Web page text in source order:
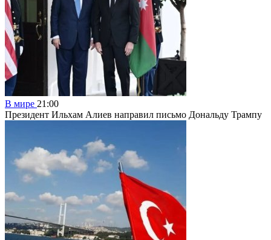
В мире 21:00
Президент Ильхам Алиев направил письмо Дональду Трампу